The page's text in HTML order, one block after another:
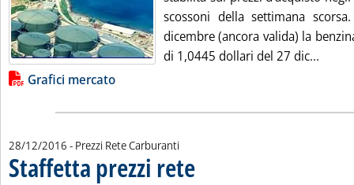
scossoni della settimana
dicembre (ancora valida) la
di 1,0445 dollari del 27 dic...
Lista allegati PDF alla notizia
Grafici mercato
28/12/2016 - Prezzi Rete Carburanti
Staffetta prezzi rete